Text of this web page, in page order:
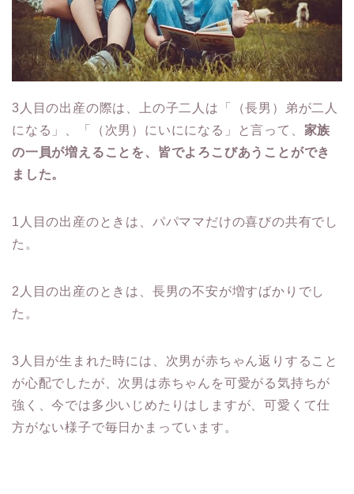
3人目の出産の際は、上の子二人は「（長男）弟が二人
になる」、「（次男）にいにになる」と言って、 家族
の一員が増えることを、皆でよろこびあうことができ
ました。
1人目の出産のときは、パパママだけの喜びの共有でし
た。
2人目の出産のときは、長男の不安が増すばかりでし
た。
3人目が生まれた時には、次男が赤ちゃん返りすること
が心配でしたが、次男は赤ちゃんを可愛がる気持ちが
強く、今では多少いじめたりはしますが、可愛くて仕
方がない様子で毎日かまっています。